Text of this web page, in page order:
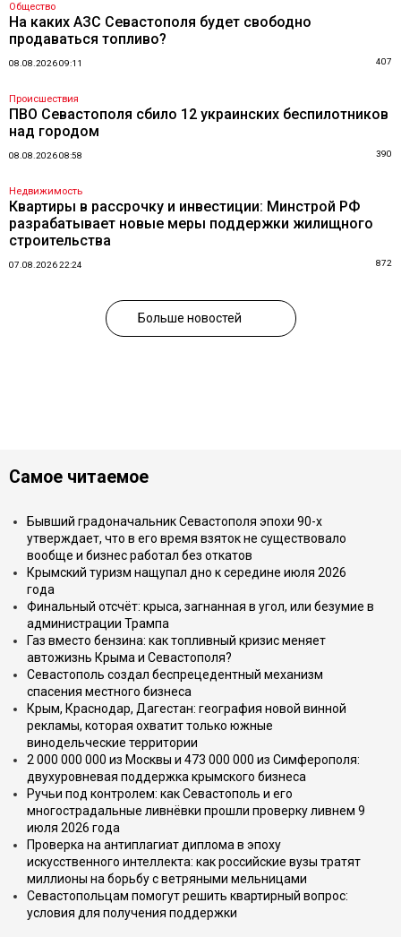
Общество
На каких АЗС Севастополя будет свободно
продаваться топливо?
08.08.2026 09:11 407
Происшествия
ПВО Севастополя сбило 12 украинских беспилотников
над городом
08.08.2026 08:58 390
Недвижимость
Квартиры в рассрочку и инвестиции: Минстрой РФ
разрабатывает новые меры поддержки жилищного
строительства
07.08.2026 22:24 872
Больше новостей
Самое читаемое
Бывший градоначальник Севастополя эпохи 90-х
утверждает, что в его время взяток не существовало
вообще и бизнес работал без откатов
Крымский туризм нащупал дно к середине июля 2026
года
Финальный отсчёт: крыса, загнанная в угол, или безумие в
администрации Трампа
Газ вместо бензина: как топливный кризис меняет
автожизнь Крыма и Севастополя?
Севастополь создал беспрецедентный механизм
спасения местного бизнеса
Крым, Краснодар, Дагестан: география новой винной
рекламы, которая охватит только южные
винодельческие территории
2 000 000 000 из Москвы и 473 000 000 из Симферополя:
двухуровневая поддержка крымского бизнеса
Ручьи под контролем: как Севастополь и его
многострадальные ливнёвки прошли проверку ливнем 9
июля 2026 года
Проверка на антиплагиат диплома в эпоху
искусственного интеллекта: как российские вузы тратят
миллионы на борьбу с ветряными мельницами
Севастопольцам помогут решить квартирный вопрос:
условия для получения поддержки